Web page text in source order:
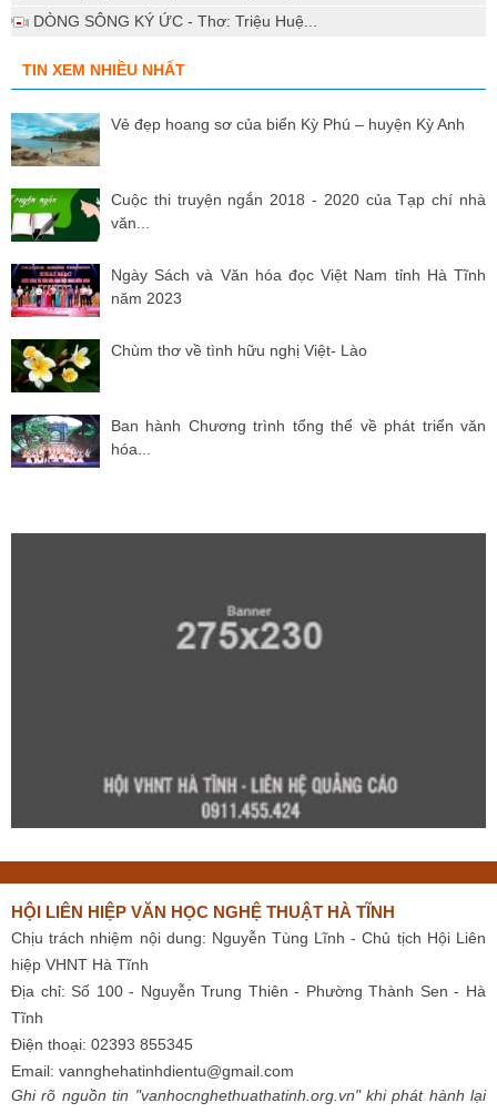
DÒNG SÔNG KÝ ỨC - Thơ: Triệu Huệ...
TIN XEM NHIỀU NHẤT
Vẻ đẹp hoang sơ của biển Kỳ Phú – huyện Kỳ Anh
Cuộc thi truyện ngắn 2018 - 2020 của Tạp chí nhà
văn...
Ngày Sách và Văn hóa đọc Việt Nam tỉnh Hà Tĩnh
năm 2023
Chùm thơ về tình hữu nghị Việt- Lào
Ban hành Chương trình tổng thể về phát triển văn
hóa...
HỘI LIÊN HIỆP VĂN HỌC NGHỆ THUẬT HÀ TĨNH
Chịu trách nhiệm nội dung: Nguyễn Tùng Lĩnh - Chủ tịch Hội Liên
hiệp VHNT Hà Tĩnh
Địa chỉ: Số 100 - Nguyễn Trung Thiên - Phường Thành Sen - Hà
Tĩnh
Điện thoại: 02393 855345
Email: vannghehatinhdientu@gmail.com
Ghi rõ nguồn tin "vanhocnghethuathatinh.org.vn" khi phát hành lại